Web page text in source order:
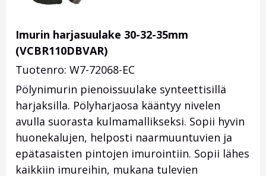
Imurin harjasuulake 30-32-35mm
(VCBR110DBVAR)
Tuotenro: W7-72068-EC
Pölynimurin pienoissuulake synteettisillä
harjaksilla. Pölyharjaosa kääntyy nivelen
avulla suorasta kulmamallikseksi. Sopii hyvin
huonekalujen, helposti naarmuuntuvien ja
epätasaisten pintojen imurointiin. Sopii lähes
kaikkiin imureihin, mukana tulevien